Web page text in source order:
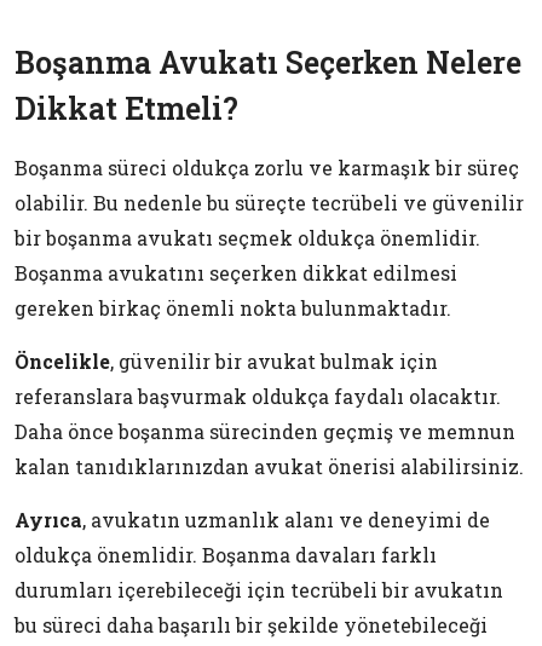
Boşanma Avukatı Seçerken Nelere
Dikkat Etmeli?
Boşanma süreci oldukça zorlu ve karmaşık bir süreç
olabilir. Bu nedenle bu süreçte tecrübeli ve güvenilir
bir boşanma avukatı seçmek oldukça önemlidir.
Boşanma avukatını seçerken dikkat edilmesi
gereken birkaç önemli nokta bulunmaktadır.
Öncelikle, güvenilir bir avukat bulmak için
referanslara başvurmak oldukça faydalı olacaktır.
Daha önce boşanma sürecinden geçmiş ve memnun
kalan tanıdıklarınızdan avukat önerisi alabilirsiniz.
Ayrıca, avukatın uzmanlık alanı ve deneyimi de
oldukça önemlidir. Boşanma davaları farklı
durumları içerebileceği için tecrübeli bir avukatın
bu süreci daha başarılı bir şekilde yönetebileceği